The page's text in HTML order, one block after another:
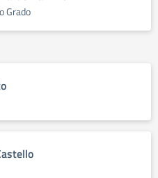
Grado